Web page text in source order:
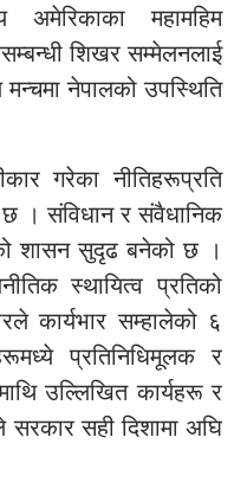
महामहिम
शिखर सम्मेलनलाई
नेपालको उपस्थिति
गरेका नीतिहरूप्रति
। संविधान र संवैधानिक
शासन सुदृढ बनेको छ ।
स्थायित्व प्रतिको
कार्यभार सम्हालेको ६
प्रतिनिधिमूलक र
उल्लिखित कार्यहरू र
सही दिशामा अघि